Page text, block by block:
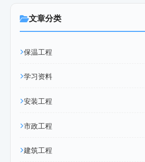
文章分类
保温工程
学习资料
安装工程
市政工程
建筑工程